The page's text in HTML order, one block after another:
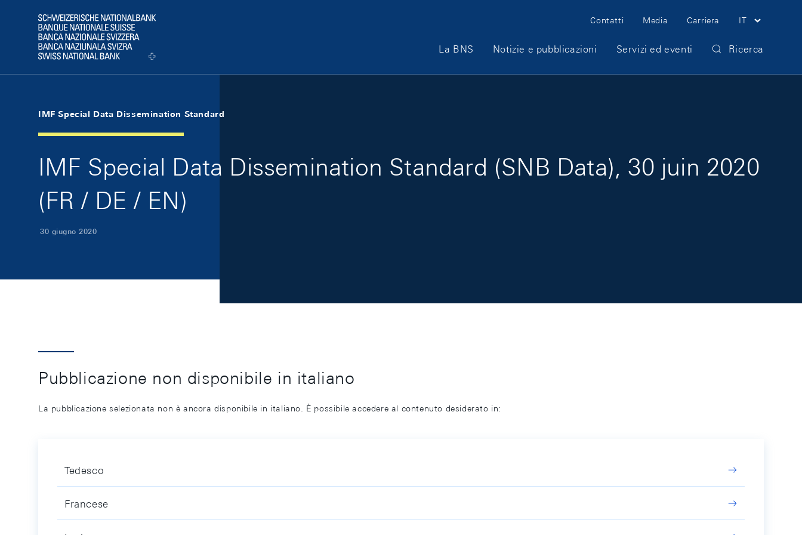
Logo
Meta Navigation
Contatti Media Carriera IT
Main Navigation
La BNS Notizie e pubblicazioni Servizi ed eventi Ricerca
IMF Special Data Dissemination Standard
IMF Special Data Dissemination Standard (SNB Data), 30 juin 2020
(FR / DE / EN)
30 giugno 2020
Pubblicazione non disponibile in italiano
La pubblicazione selezionata non è ancora disponibile in italiano. È possibile accedere al contenuto desiderato in:
Tedesco
Francese